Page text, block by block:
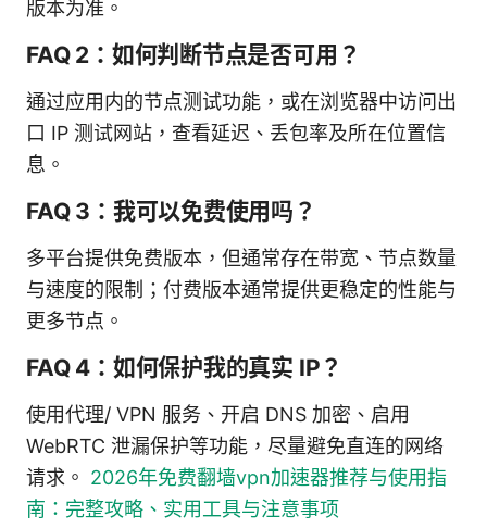
版本为准。
FAQ 2：如何判断节点是否可用？
通过应用内的节点测试功能，或在浏览器中访问出
口 IP 测试网站，查看延迟、丢包率及所在位置信
息。
FAQ 3：我可以免费使用吗？
多平台提供免费版本，但通常存在带宽、节点数量
与速度的限制；付费版本通常提供更稳定的性能与
更多节点。
FAQ 4：如何保护我的真实 IP？
使用代理/ VPN 服务、开启 DNS 加密、启用
WebRTC 泄漏保护等功能，尽量避免直连的网络
请求。 2026年免费翻墙vpn加速器推荐与使用指
南：完整攻略、实用工具与注意事项